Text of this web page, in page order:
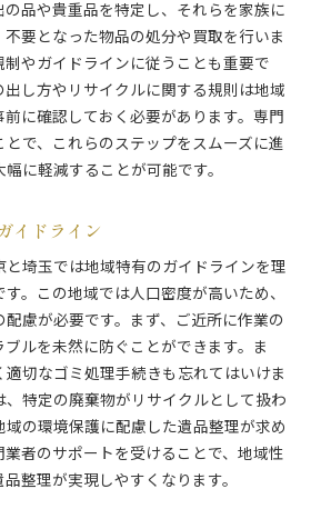
県での専門家ネットワーク活用
率的に遺品整理を進めるためのヒ
滑に進めるための計画作り
的整理法
するテクニック
化する道具とツール
る質問とその解決方法
み事例と解決策
的質問と回答
トラブルとその対処法
価値判断に関する疑問
県の遺品整理での一般的な質問
と参考情報
品や貴重品を特定し、それらを家族に
要となった物品の処分や買取を行いま
やガイドラインに従うことも重要で
し方やリサイクルに関する規則は地域
に確認しておく必要があります。専門
で、これらのステップをスムーズに進
に軽減することが可能です。
イドライン
埼玉では地域特有のガイドラインを理
。この地域では人口密度が高いため、
慮が必要です。まず、ご近所に作業の
ルを未然に防ぐことができます。ま
切なゴミ処理手続きも忘れてはいけま
特定の廃棄物がリサイクルとして扱わ
の環境保護に配慮した遺品整理が求め
者のサポートを受けることで、地域性
整理が実現しやすくなります。